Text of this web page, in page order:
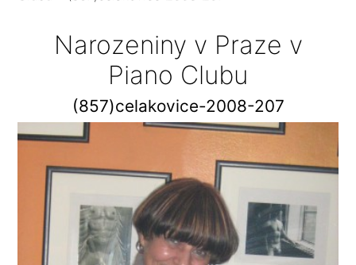
Narozeniny v Praze v
Piano Clubu
(857)celakovice-2008-207